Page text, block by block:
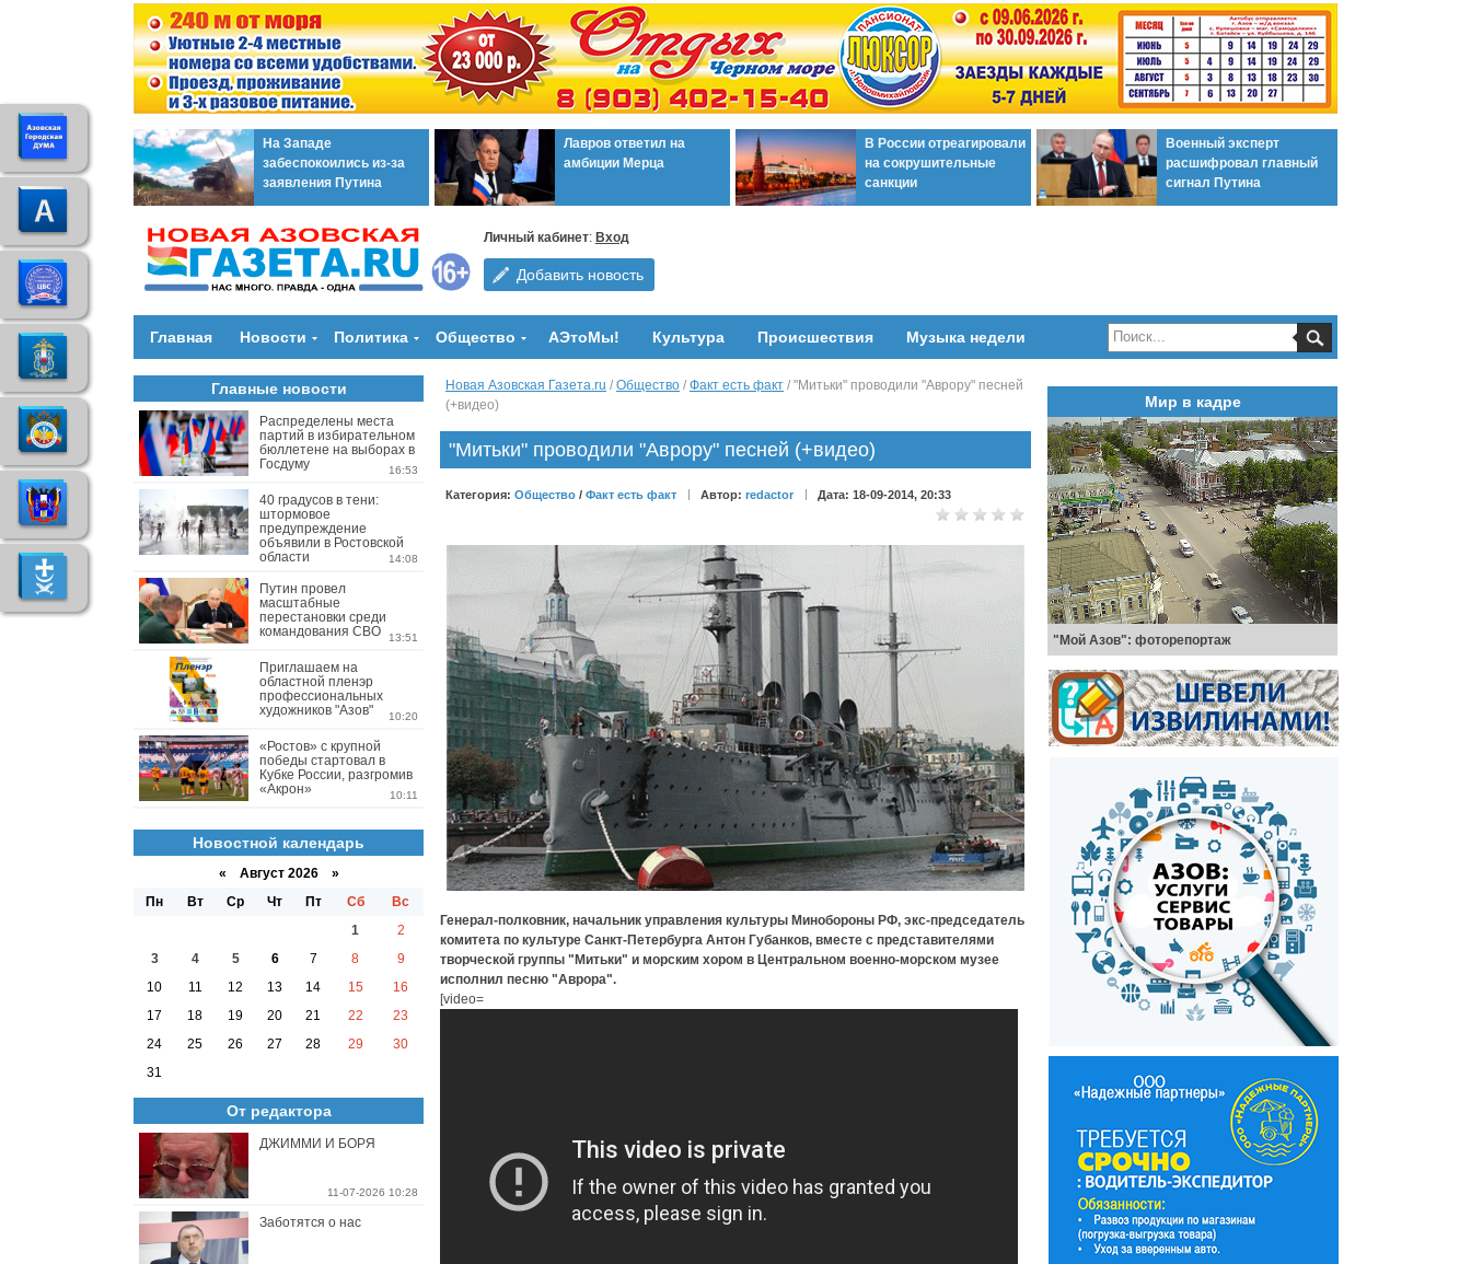
На Западе
забеспокоились из-за
заявления Путина
Лавров ответил на
амбиции Мерца
В России отреагировали
на сокрушительные
санкции
Военный эксперт
расшифровал главный
сигнал Путина
Личный кабинет: Вход
Добавить новость
Главная Новости Политика Общество АЭтоМы! Культура Происшествия Музыка недели
Новая Азовская Газета.ru / Общество / Факт есть факт / "Митьки" проводили "Аврору" песней
(+видео)
"Митьки" проводили "Аврору" песней (+видео)
Категория: Общество / Факт есть факт Автор: redactor Дата: 18-09-2014, 20:33
Генерал-полковник, начальник управления культуры Минобороны РФ, экс-председатель
комитета по культуре Санкт-Петербурга Антон Губанков, вместе с представителями
творческой группы "Митьки" и морским хором в Центральном военно-морском музее
исполнил песню "Аврора".
[video=
Главные новости
Распределены места
партий в избирательном
бюллетене на выборах в
Госдуму
16:53
40 градусов в тени:
штормовое
предупреждение
объявили в Ростовской
области
14:08
Путин провел
масштабные
перестановки среди
командования СВО
13:51
Приглашаем на
областной пленэр
профессиональных
художников "Азов"
10:20
«Ростов» с крупной
победы стартовал в
Кубке России, разгромив
«Акрон»
10:11
Новостной календарь
« Август 2026 »
Пн
Вт Ср Чт Пт Сб
Вс
1
2
3
4 5 6 7 8
9
10
11 12 13 14 15
16
17
18 19 20 21 22
23
24
25 26 27 28 29
30
31
От редактора
ДЖИММИ И БОРЯ
11-07-2026 10:28
Заботятся о нас
Мир в кадре
"Мой Азов": фоторепортаж